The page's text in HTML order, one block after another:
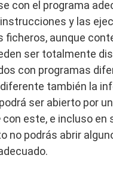
con el programa
y las
ficheros, aunque
ser totalmente
con programas
también la
ser abierto por
con este, e incluso en
no podrás abrir